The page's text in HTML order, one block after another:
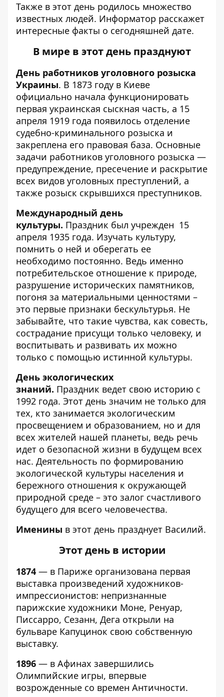
Также в этот день родилось множество
известных людей. Информатор расскажет
интересные факты о сегодняшней дате.
В мире в этот день празднуют
День работников уголовного розыска
Украины. В 1873 году в Киеве
официально начала функционировать
первая украинская сыскная часть, а 15
апреля 1919 года появилось отделение
судебно-криминального розыска и
закреплена его правовая база. Основные
задачи работников уголовного розыска —
предупреждение, пресечение и раскрытие
всех видов уголовных преступлений, а
также розыск скрывшихся преступников.
Международный день
культуры. Праздник был учрежден 15
апреля 1935 года. Изучать культуру,
помнить о ней и оберегать ее
необходимо постоянно. Ведь именно
потребительское отношение к природе,
разрушение исторических памятников,
погоня за материальными ценностями –
это первые признаки бескультурья. Не
забывайте, что такие чувства, как совесть,
сострадание присущи только человеку, и
воспитывать и развивать их можно
только с помощью истинной культуры.
День экологических
знаний. Праздник ведет свою историю с
1992 года. Этот день значим не только для
тех, кто занимается экологическим
просвещением и образованием, но и для
всех жителей нашей планеты, ведь речь
идет о безопасной жизни в будущем всех
нас. Деятельность по формированию
экологической культуры населения и
бережного отношения к окружающей
природной среде – это залог счастливого
будущего для всего человечества.
Именины в этот день празднует Василий.
Этот день в истории
1874 — в Париже организована первая
выставка произведений художников-
импрессионистов: непризнанные
парижские художники Моне, Ренуар,
Писсарро, Сезанн, Дега открыли на
бульваре Капуцинок свою собственную
выставку.
1896 — в Афинах завершились
Олимпийские игры, впервые
возрожденные со времен Античности.